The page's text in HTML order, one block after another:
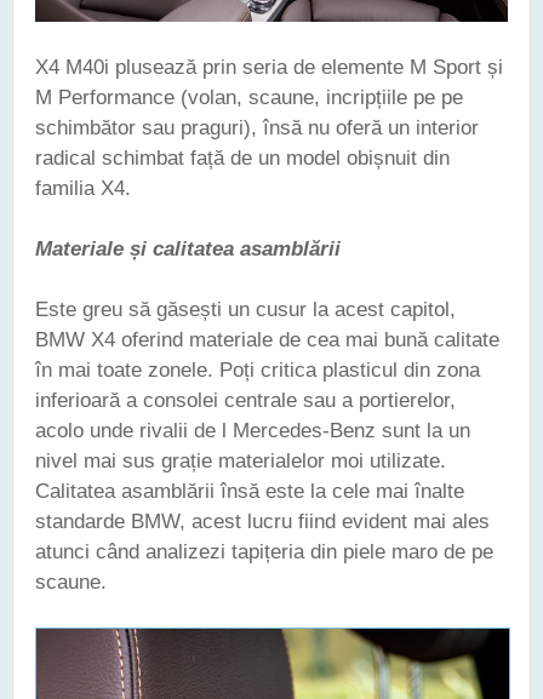
X4 M40i plusează prin seria de elemente M Sport și
M Performance (volan, scaune, incripțiile pe pe
schimbător sau praguri), însă nu oferă un interior
radical schimbat față de un model obișnuit din
familia X4.
Materiale și calitatea asamblării
Este greu să găsești un cusur la acest capitol,
BMW X4 oferind materiale de cea mai bună calitate
în mai toate zonele. Poți critica plasticul din zona
inferioară a consolei centrale sau a portierelor,
acolo unde rivalii de l Mercedes-Benz sunt la un
nivel mai sus grație materialelor moi utilizate.
Calitatea asamblării însă este la cele mai înalte
standarde BMW, acest lucru fiind evident mai ales
atunci când analizezi tapițeria din piele maro de pe
scaune.